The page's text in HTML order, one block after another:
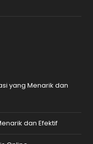
yang Menarik dan
dan Efektif